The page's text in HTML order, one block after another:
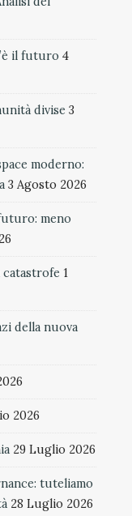
il futuro 4
divise 3
moderno:
3 Agosto 2026
meno
1
della nuova
2026
29 Luglio 2026
tuteliamo
28 Luglio 2026